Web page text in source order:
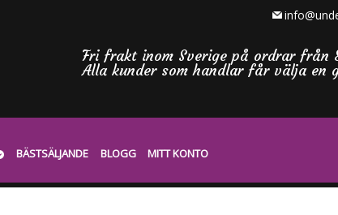
Fri frakt inom Sverige på ordrar från
Alla kunder som handlar får välja en
BÄSTSÄLJANDE BLOGG MITT KONTO